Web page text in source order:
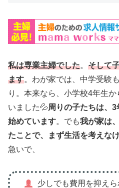
私は専業主婦でした。 そして
ます。わが家では、中学受験
り。本来なら、小学校4年生
いました💦周りの子たちは、
始めています。でも我が家は
たことで、まず生活を考えな
急いで、
少しでも費用を抑え